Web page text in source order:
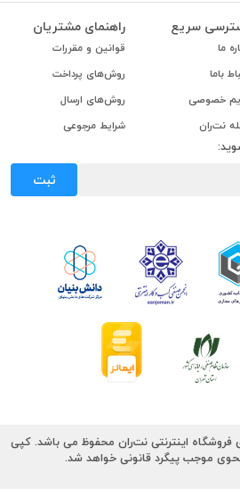
سریع
ما
باما
خصوصی
نت‌ران
راهنمای مشتریان
قوانین و مقررات
روش‌های پرداخت
روش‌های ارسال
شرایط مرجوعی
ثبت
اینترنتی نت‌ران محفوظ می باشد. کپی
موجب پیگرد قانونی خواهد شد.